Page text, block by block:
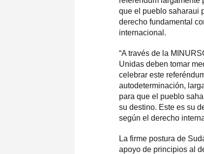
que el pueblo saharaui
derecho fundamental
internacional.
“A través de la
Unidas deben tomar
celebrar este
autodeterminación,
para que el pueblo
su destino. Este es su
según el derecho
La firme postura de
apoyo de principios al